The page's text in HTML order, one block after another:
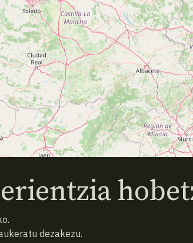
dezakezu.